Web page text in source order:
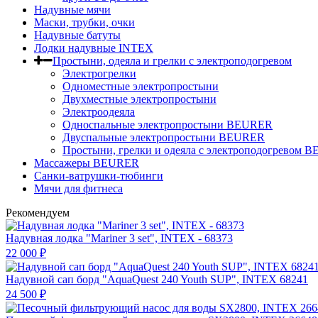
Надувные мячи
Маски, трубки, очки
Надувные батуты
Лодки надувные INTEX
Простыни, одеяла и грелки с электроподогревом
Электрогрелки
Одноместные электропростыни
Двухместные электропростыни
Электроодеяла
Односпальные электропростыни BEURER
Двуспальные электропростыни BEURER
Простыни, грелки и одеяла с электроподогревом
Массажеры BEURER
Санки-ватрушки-тюбинги
Мячи для фитнеса
Рекомендуем
Надувная лодка "Mariner 3 set", INTEX - 68373
22 000 ₽
Надувной сап борд "AquaQuest 240 Youth SUP", INTEX 68241
24 500 ₽